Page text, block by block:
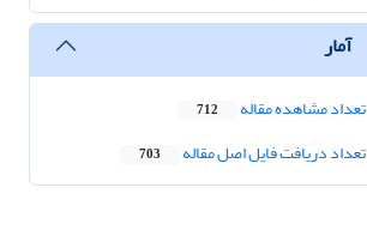
آمار
تعداد مشاهده مقاله 712
تعداد دریافت فایل اصل مقاله 703